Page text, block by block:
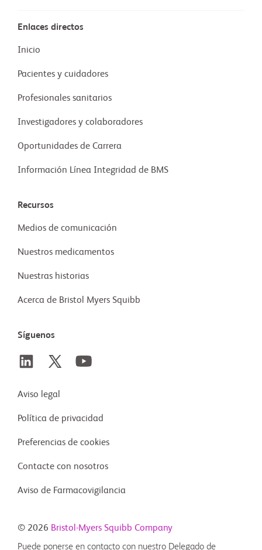
Enlaces directos
Inicio
Pacientes y cuidadores
Profesionales sanitarios
Investigadores y colaboradores
Oportunidades de Carrera
Información Línea Integridad de BMS
Recursos
Medios de comunicación
Nuestros medicamentos
Nuestras historias
Acerca de Bristol Myers Squibb
Síguenos
Aviso legal
Política de privacidad
Preferencias de cookies
Contacte con nosotros
Aviso de Farmacovigilancia
© 2026 Bristol-Myers Squibb Company
Puede ponerse en contacto con nuestro Delegado de